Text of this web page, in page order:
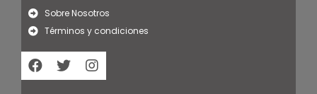
Sobre Nosotros
Términos y condiciones